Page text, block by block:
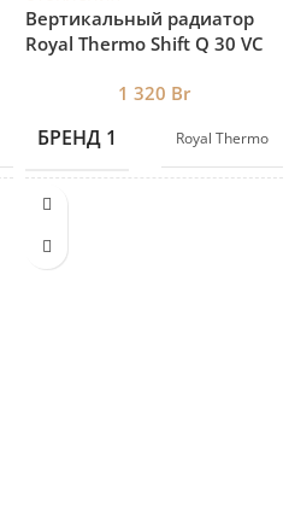
Вертикальный радиатор
Royal Thermo Shift Q 30 VС
подключение
1 320 Br
БРЕНД 1 Royal Thermo